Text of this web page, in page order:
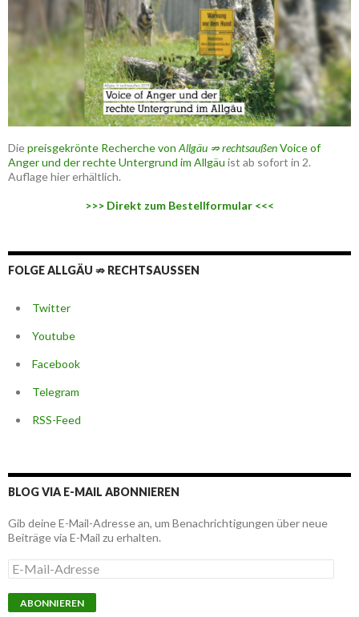
Diepreisgekrönte Recherche von Allgäu ⇏ rechtsaußenVoice of
Anger und der rechte Untergrund im Allgäu ist ab sofort in 2.
Auflage hier erhältlich.
>>> Direkt zum Bestellformular <<<
FOLGE ALLGÄU ⇏ RECHTSAUSSEN
Twitter
Youtube
Facebook
Telegram
RSS-Feed
BLOG VIA E-MAIL ABONNIEREN
Gib deine E-Mail-Adresse an, um Benachrichtigungen über neue
Beiträge via E-Mail zu erhalten.
E
-
M
a